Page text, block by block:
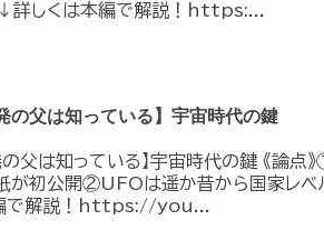
詳しくは本編で解説！https:...
の父は知っている】宇宙時代の鍵
の父は知っている】宇宙時代の鍵 《論点
が初公開②UFOは遥か昔から国家レ
で解説！https://you...